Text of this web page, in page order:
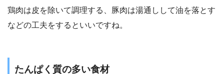
鶏肉は皮を除いて調理する、豚肉は湯通しして油を落とす
などの工夫をするといいですね。
たんぱく質の多い食材